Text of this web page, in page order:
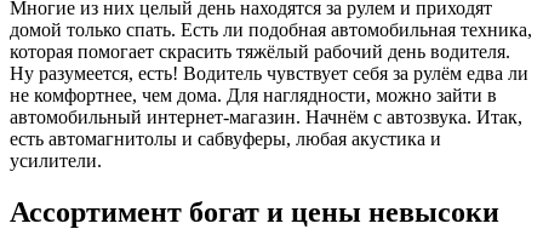
Многие из них целый день находятся за рулем и приходят
домой только спать. Есть ли подобная автомобильная техника,
которая помогает скрасить тяжёлый рабочий день водителя.
Ну разумеется, есть! Водитель чувствует себя за рулём едва ли
не комфортнее, чем дома. Для наглядности, можно зайти в
автомобильный интернет-магазин. Начнём с автозвука. Итак,
есть автомагнитолы и сабвуферы, любая акустика и
усилители.
Ассортимент богат и цены невысоки